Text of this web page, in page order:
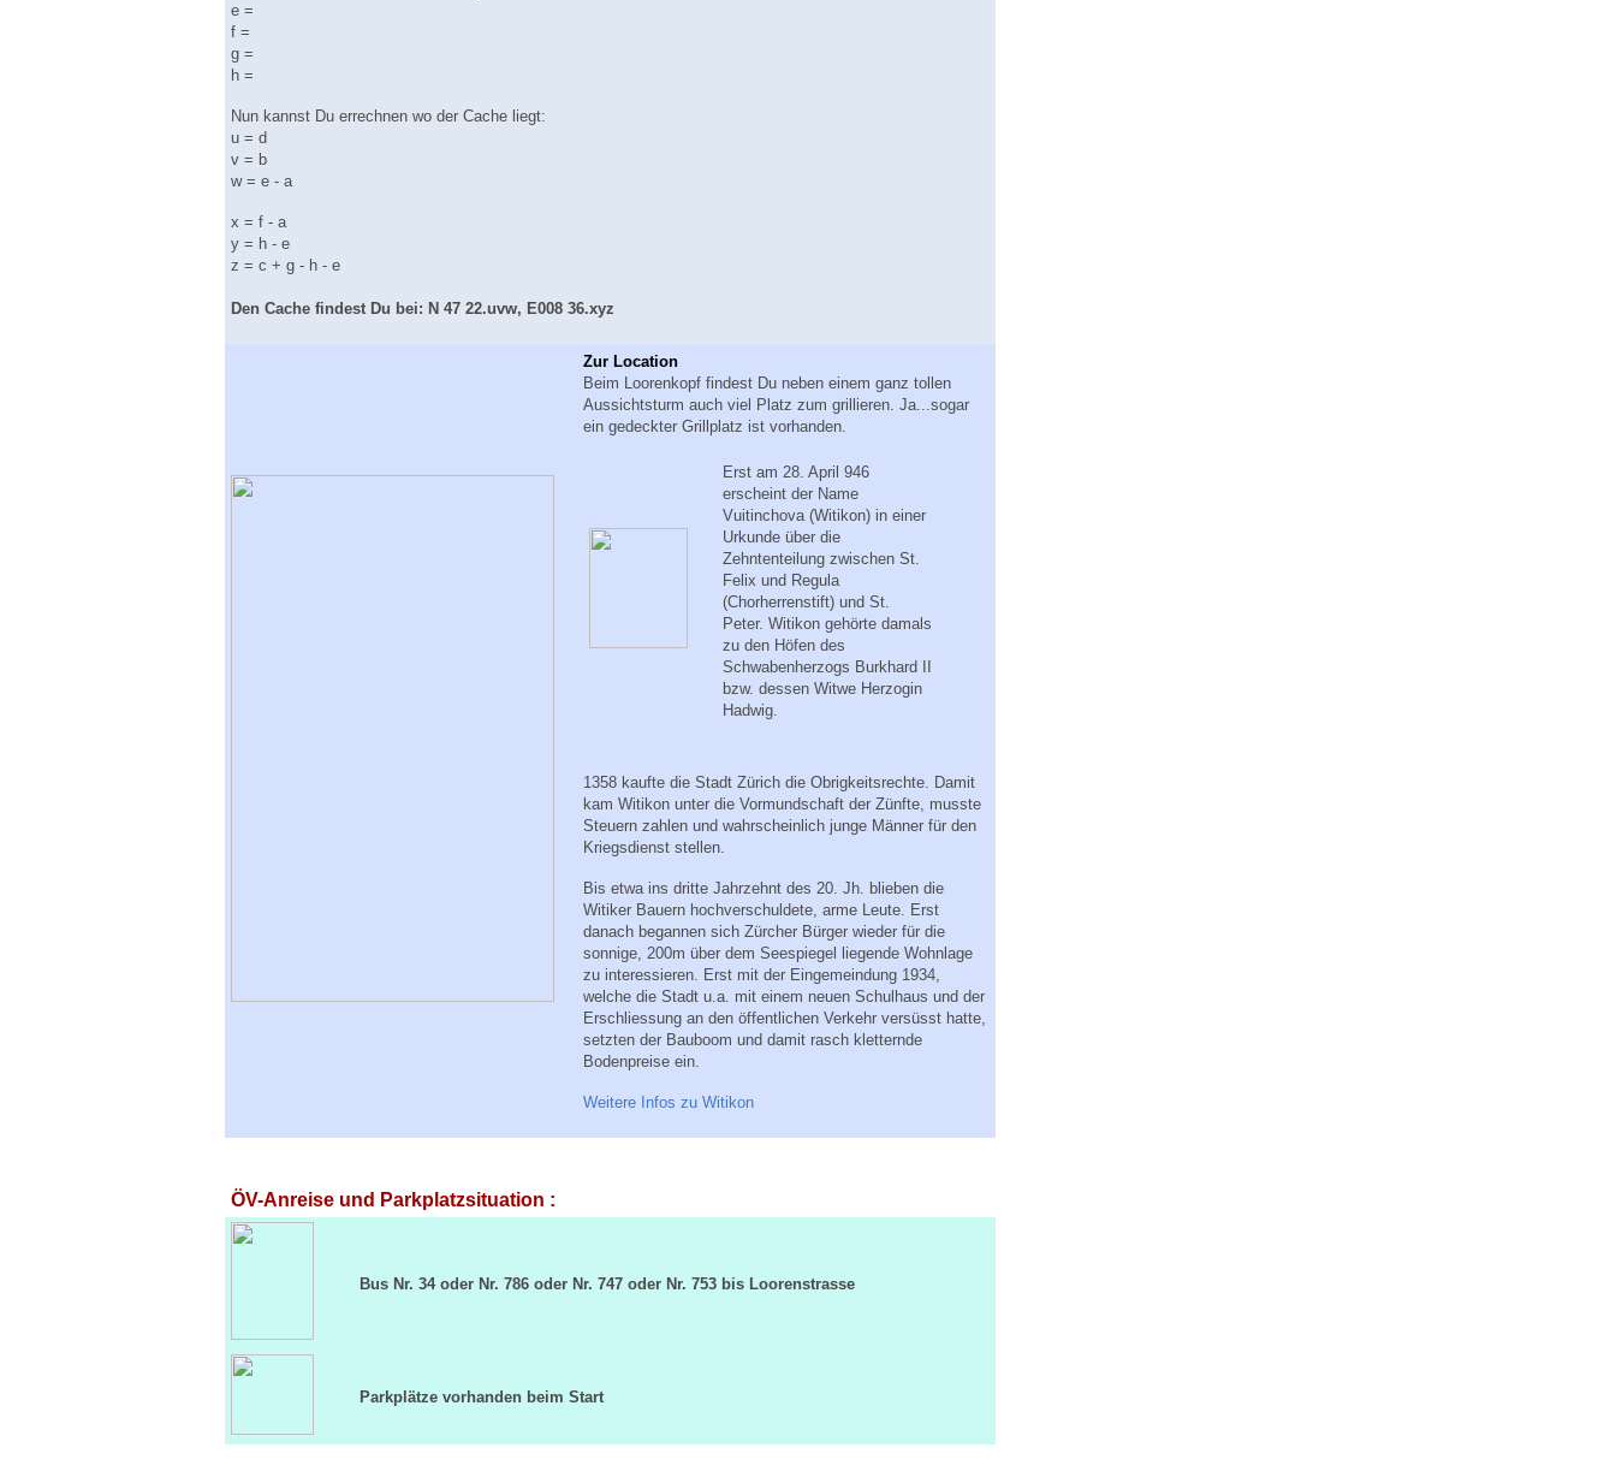
e =
f =
g =
h =
Nun kannst Du errechnen wo der Cache liegt:
u = d
v = b
w = e - a
x = f - a
y = h - e
z = c + g - h - e
Den Cache findest Du bei: N 47 22.uvw, E008 36.xyz
Zur Location
Beim Loorenkopf findest Du neben einem ganz tollen
Aussichtsturm auch viel Platz zum grillieren. Ja...sogar
ein gedeckter Grillplatz ist vorhanden.
Erst am 28. April 946
erscheint der Name
Vuitinchova (Witikon) in einer
Urkunde über die
Zehntenteilung zwischen St.
Felix und Regula
(Chorherrenstift) und St.
Peter. Witikon gehörte damals
zu den Höfen des
Schwabenherzogs Burkhard II
bzw. dessen Witwe Herzogin
Hadwig.
1358 kaufte die Stadt Zürich die Obrigkeitsrechte. Damit
kam Witikon unter die Vormundschaft der Zünfte, musste
Steuern zahlen und wahrscheinlich junge Männer für den
Kriegsdienst stellen.
Bis etwa ins dritte Jahrzehnt des 20. Jh. blieben die
Witiker Bauern hochverschuldete, arme Leute. Erst
danach begannen sich Zürcher Bürger wieder für die
sonnige, 200m über dem Seespiegel liegende Wohnlage
zu interessieren. Erst mit der Eingemeindung 1934,
welche die Stadt u.a. mit einem neuen Schulhaus und der
Erschliessung an den öffentlichen Verkehr versüsst hatte,
setzten der Bauboom und damit rasch kletternde
Bodenpreise ein.
Weitere Infos zu Witikon
ÖV-Anreise und Parkplatzsituation :
Bus Nr. 34 oder Nr. 786 oder Nr. 747 oder Nr. 753 bis Loorenstrasse
Parkplätze vorhanden beim Start